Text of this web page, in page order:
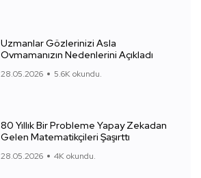
Uzmanlar Gözlerinizi Asla
Ovmamanızın Nedenlerini Açıkladı
28.05.2026 5.6K okundu.
80 Yıllık Bir Probleme Yapay Zekadan
Gelen Matematikçileri Şaşırttı
28.05.2026 4K okundu.